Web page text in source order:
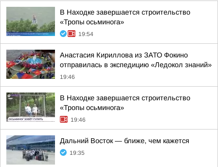
В Находке завершается строительство
«Тропы осьминога»
19:54
Анастасия Кириллова из ЗАТО Фокино
отправилась в экспедицию «Ледокол знаний»
19:46
В Находке завершается строительство
«Тропы осьминога»
19:46
Дальний Восток — ближе, чем кажется
19:35